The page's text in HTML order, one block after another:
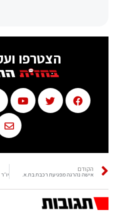
הצטרפו
הקודם
אישה נהרגה מפגיעת רכבת בת.א.